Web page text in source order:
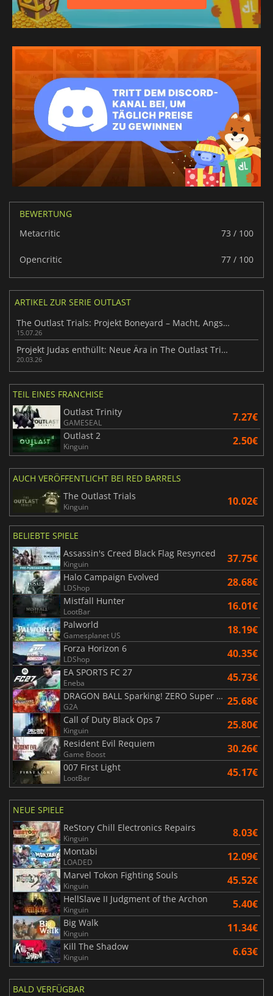
BEWERTUNG
Metacritic
73 / 100
Opencritic 77 / 100
ARTIKEL ZUR SERIE OUTLAST
The Outlast Trials: Projekt Boneyard – Macht, Angst und Gehorsam
15.07.26
Projekt Judas enthüllt: Neue Ära in The Outlast Trials
20.03.26
TEIL EINES FRANCHISE
Outlast Trinity
GAMESEAL 7.27€
Outlast 2
Kinguin 2.50€
AUCH VERÖFFENTLICHT BEI RED BARRELS
The Outlast Trials
Kinguin 10.02€
BELIEBTE SPIELE
Assassin's Creed Black Flag Resynced
Kinguin 37.75€
Halo Campaign Evolved
LDShop 28.68€
Mistfall Hunter
LootBar 16.01€
Palworld
Gamesplanet US 18.19€
Forza Horizon 6
LDShop 40.35€
EA SPORTS FC 27
Eneba 45.73€
DRAGON BALL Sparking! ZERO Super Limit Breaking NEO
G2A 25.68€
Call of Duty Black Ops 7
Kinguin 25.80€
Resident Evil Requiem
Game Boost 30.26€
007 First Light
LootBar 45.17€
NEUE SPIELE
ReStory Chill Electronics Repairs
Kinguin 8.03€
Montabi
LOADED 12.09€
Marvel Tokon Fighting Souls
Kinguin 45.52€
HellSlave II Judgment of the Archon
Kinguin 5.40€
Big Walk
Kinguin 11.34€
Kill The Shadow
Kinguin 6.63€
BALD VERFÜGBAR